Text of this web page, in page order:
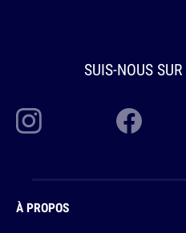
SUIS-NOUS SUR
À PROPOS